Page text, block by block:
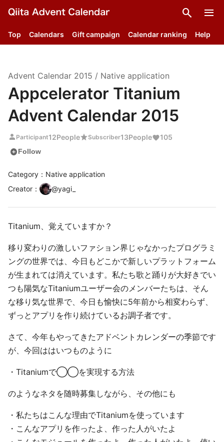
search menu
Top Calendars Gift campaign Calendar ranking Help
Advent Calendar 2015 / Native application
Appcelerator Titanium
Advent Calendar 2015
person Participant12PeoplestarSubscriber13People 105
add_circleFollow
Category：Native application
Creator ： @yagi_
Titanium、覚えていますか？
移り変わりの激しいファション界じゃなかったプログラミ
ングの世界では、今日もどこかで新しいプラットフォーム
が生まれては消えています。私たち歌と踊りが大好きでい
つも陽気なTitaniumユーザー会のメンバーたちは、そん
な移り気な世界で、今日も愉快に5年前から相変わらず、
ずっとアプリを作り続けているお調子者です。
さて、今年もやってきたアドベントカレンダーの季節です
が、今回ははいつものように
・Titaniumで◯◯を実現する方法
のようなネタを随時募集しながら、その他にも
・私たちはこんな理由でTitaniumを使っています
・こんなアプリを作ったよ、作った人がいたよ